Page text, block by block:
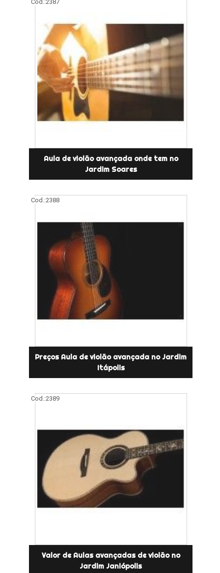
Cod.:2387
Aula de violão avançada onde tem no
Jardim Soares
Cod.:2388
Preços Aula de violão avançada no Jardim
Itápolis
Cod.:2389
Valor de Aulas avançadas de violão no
Jardim Janiópolis